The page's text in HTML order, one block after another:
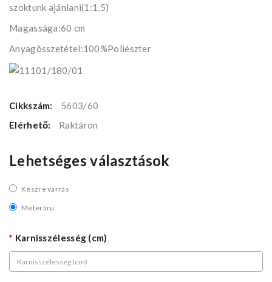
szoktunk ajánlani(1:1,5)
Magassága:60 cm
Anyagösszetétel:100%Poliészter
Cikkszám:
5603/60
Elérhető:
Raktáron
Lehetséges választások
Készre varrás
Méteráru
Karnisszélesség (cm)